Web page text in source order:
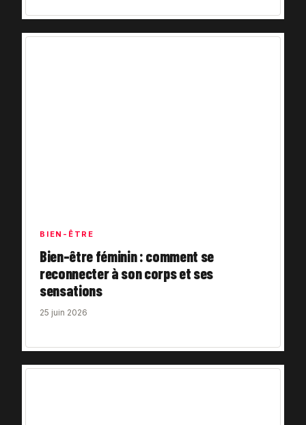
BIEN-ÊTRE
Bien-être féminin : comment se
reconnecter à son corps et ses
sensations
25 juin 2026